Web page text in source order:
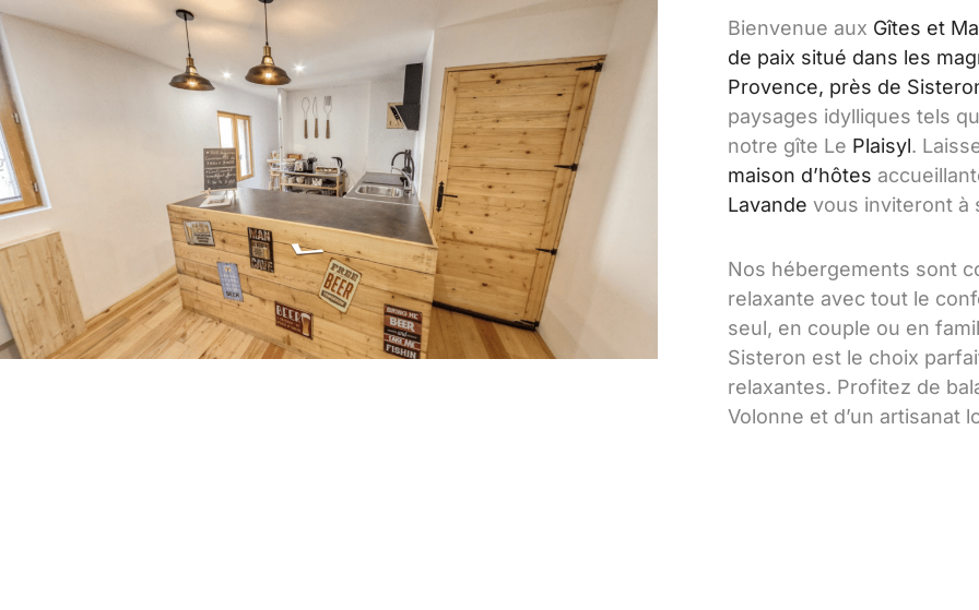
Bienvenue aux Gîtes et
de paix situé dans les
Provence, près de
paysages idylliques tels
notre gîte Le Plaisyl.
maison d’hôtes
Lavande vous inviteront à
Nos hébergements sont
relaxante avec tout le
seul, en couple ou en
Sisteron est le choix
relaxantes. Profitez de
Volonne et d’un artisanat